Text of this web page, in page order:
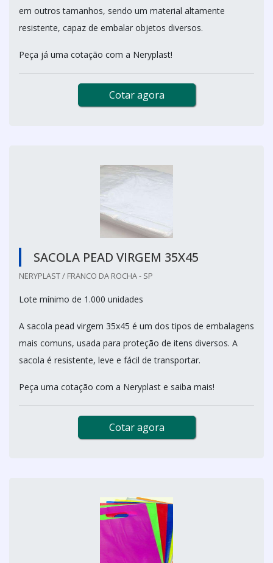
em outros tamanhos, sendo um material altamente
resistente, capaz de embalar objetos diversos.
Peça já uma cotação com a Neryplast!
Cotar agora
SACOLA PEAD VIRGEM 35X45
NERYPLAST / FRANCO DA ROCHA - SP
Lote mínimo de 1.000 unidades
A sacola pead virgem 35x45 é um dos tipos de embalagens
mais comuns, usada para proteção de itens diversos. A
sacola é resistente, leve e fácil de transportar.
Peça uma cotação com a Neryplast e saiba mais!
Cotar agora